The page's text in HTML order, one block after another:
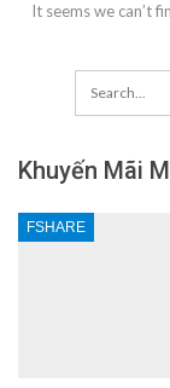
It seems we can’t
Khuyến Mãi
FSHARE